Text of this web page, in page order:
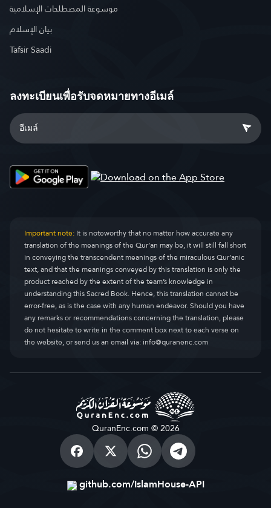
موسوعة المصطلحات الإسلامية
بيان الإسلام
Tafsir Saadi
ลงทะเบียนเพื่อรับจดหมายทางอีเมล์
Important note:It is noteworthy that no matter how accurate any
translation of the meanings of the Qur’an may be, it will still fall short
in conveying the transcendent meanings of the miraculous Qur’anic
text, and that the meanings conveyed by this translation is only the
product reached by the extent of the team’s knowledge in
understanding this Sacred Book. Hence, this translation cannot be
error-free, as is the case with any human endeavor. Should you have
any remarks or recommendations concerning the translation, please
do not hesitate to write in the comment box next to each verse on
the website, or send us an email via:info@quranenc.com
QuranEnc.com © 2026
github.com/IslamHouse-API